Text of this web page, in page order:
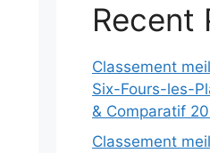
Recent
Classement
Six-Fours-les-
& Comparatif
Classement